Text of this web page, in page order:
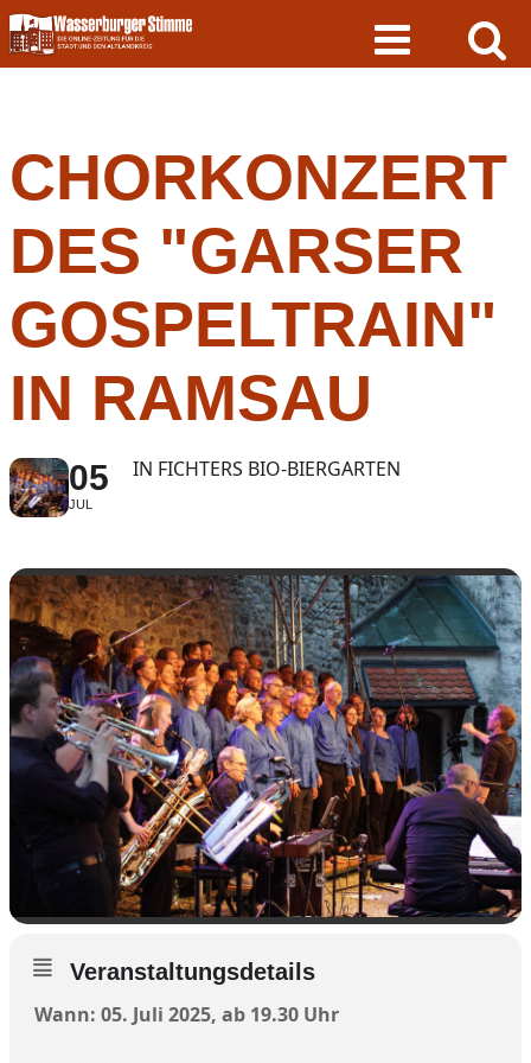
Skip
to
content
CHORKONZERT
DES "GARSER
GOSPELTRAIN"
IN RAMSAU
05
JUL
IN FICHTERS BIO-BIERGARTEN
Veranstaltungsdetails
Wann: 05. Juli 2025, ab 19.30 Uhr